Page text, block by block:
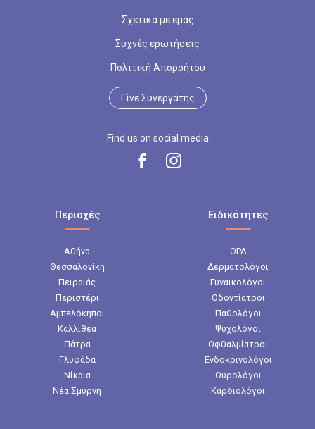
Σχετικά με εμάς
Συχνές ερωτήσεις
Πολιτική Απορρήτου
Γίνε Συνεργάτης
Find us on social media
Περιοχές
Αθήνα
Θεσσαλονίκη
Πειραιάς
Περιστέρι
Αμπελόκηποι
Καλλιθέα
Πάτρα
Γλυφάδα
Νίκαια
Νέα Σμύρνη
Ειδικότητες
ΩΡΛ
Δερματολόγοι
Γυναικολόγοι
Οδοντίατροι
Παθολόγοι
Ψυχολόγοι
Οφθαλμίατροι
Ενδοκρινολόγοι
Ουρολόγοι
Καρδιολόγοι